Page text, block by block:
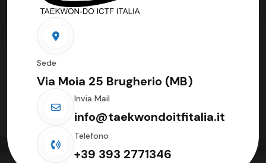
Sede
Via Moia 25 Brugherio (MB)
Invia Mail
info@taekwondoitfitalia.it
Telefono
+39 393 2771346